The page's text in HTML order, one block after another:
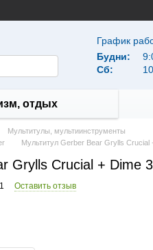
График
Будни:
Сб:
отдых
Мультитулы, мультиинструменты
Мультитул Gerber Bear Grylls Crucial
Grylls Crucial + Dime
Оставить отзыв